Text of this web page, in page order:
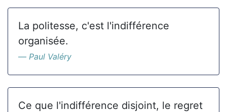
La politesse, c'est l'indifférence
organisée.
Paul Valéry
Ce que l'indifférence disjoint, le regret